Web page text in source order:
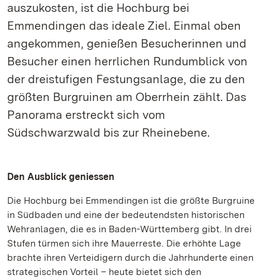
auszukosten, ist die Hochburg bei
Emmendingen das ideale Ziel. Einmal oben
angekommen, genießen Besucherinnen und
Besucher einen herrlichen Rundumblick von
der dreistufigen Festungsanlage, die zu den
größten Burgruinen am Oberrhein zählt. Das
Panorama erstreckt sich vom
Südschwarzwald bis zur Rheinebene.
Den Ausblick geniessen
Die Hochburg bei Emmendingen ist die größte Burgruine
in Südbaden und eine der bedeutendsten historischen
Wehranlagen, die es in Baden-Württemberg gibt. In drei
Stufen türmen sich ihre Mauerreste. Die erhöhte Lage
brachte ihren Verteidigern durch die Jahrhunderte einen
strategischen Vorteil – heute bietet sich den